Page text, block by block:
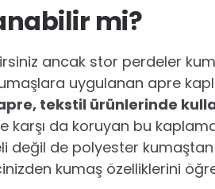
mi?
ancak stor perdeler
uygulanan apre
tekstil ürünlerinde
karşı da koruyan bu
değil de polyester
kumaş özelliklerini